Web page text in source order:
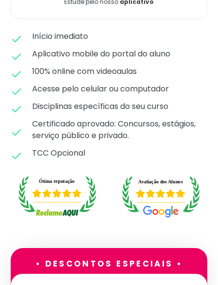
Início imediato
Aplicativo mobile do portal do aluno
100% online com videoaulas
Acesse pelo celular ou computador
Disciplinas específicas do seu curso
Certificado aprovado: Concursos, estágios,
serviço público e privado.
TCC Opcional
• DESCONTOS ESPECIAIS •